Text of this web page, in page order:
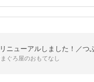
ニューアルしました！／
まぐろ屋のおもてなし